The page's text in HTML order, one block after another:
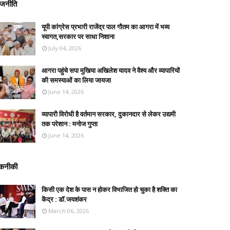
यूपी कांग्रेस प्रभारी राजेंद्र पाल गौतम का आगरा में भव्य
स्वागत,सरकार पर साधा निशाना
July 04, 2026
आगरा पहुंचे सपा मुखिया अखिलेश यादव ने वैश्य और व्यापारियों
की समस्याओं का लिया जायजा
June 14, 2026
व्यापारी विरोधी है वर्तमान सरकार, दुकानदार से लेकर उद्यमी
तक परेशान : मनोज गुप्ता
June 14, 2026
किसी एक देश के पास न होकर विभाजित हो चुका है शक्ति का
केंद्र : डॉ.जयशंकर
March 06, 2026